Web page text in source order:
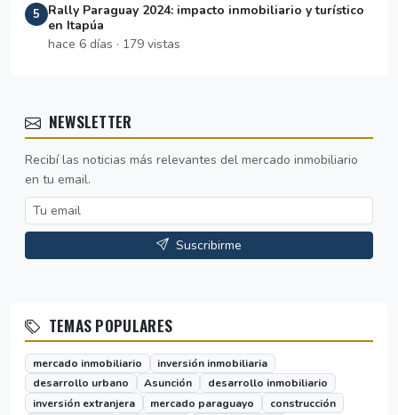
5
Rally Paraguay 2024: impacto inmobiliario y turístico
en Itapúa
hace 6 días · 179 vistas
NEWSLETTER
Recibí las noticias más relevantes del mercado inmobiliario
en tu email.
Suscribirme
TEMAS POPULARES
mercado inmobiliario
inversión inmobiliaria
desarrollo urbano
Asunción
desarrollo inmobiliario
inversión extranjera
mercado paraguayo
construcción